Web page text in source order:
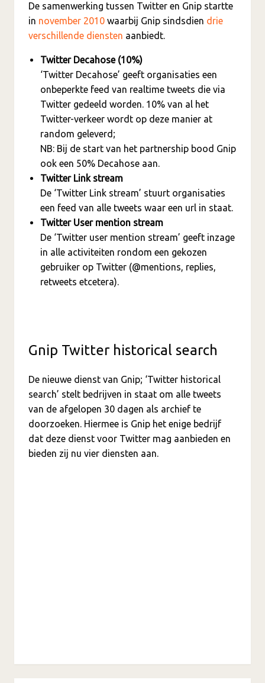
De samenwerking tussen Twitter en Gnip startte
in november 2010 waarbij Gnip sindsdien drie
verschillende diensten aanbiedt.
Twitter Decahose (10%)
‘Twitter Decahose’ geeft organisaties een
onbeperkte feed van realtime tweets die via
Twitter gedeeld worden. 10% van al het
Twitter-verkeer wordt op deze manier at
random geleverd;
NB: Bij de start van het partnership bood Gnip
ook een 50% Decahose aan.
Twitter Link stream
De ‘Twitter Link stream’ stuurt organisaties
een feed van alle tweets waar een url in staat.
Twitter User mention stream
De ‘Twitter user mention stream’ geeft inzage
in alle activiteiten rondom een gekozen
gebruiker op Twitter (@mentions, replies,
retweets etcetera).
Gnip Twitter historical search
De nieuwe dienst van Gnip; ‘Twitter historical
search’ stelt bedrijven in staat om alle tweets
van de afgelopen 30 dagen als archief te
doorzoeken. Hiermee is Gnip het enige bedrijf
dat deze dienst voor Twitter mag aanbieden en
bieden zij nu vier diensten aan.